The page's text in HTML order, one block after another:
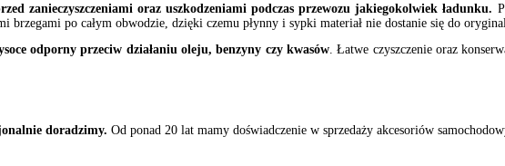
zanieczyszczeniami oraz uszkodzeniami podczas przewozu jakiegokolwiek ładunku.
brzegami po całym obwodzie, dzięki czemu płynny i sypki materiał nie dostanie się do
odporny przeciw działaniu oleju, benzyny czy kwasów. Łatwe czyszczenie oraz
doradzimy. Od ponad 20 lat mamy doświadczenie w sprzedaży akcesoriów